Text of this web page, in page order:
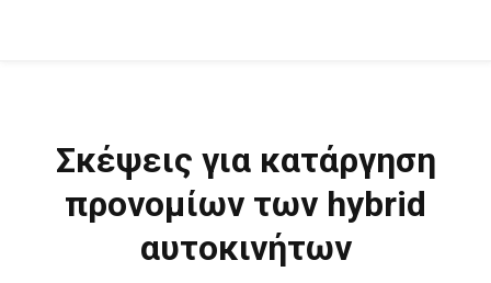
Σκέψεις για κατάργηση
προνομίων των hybrid
αυτοκινήτων